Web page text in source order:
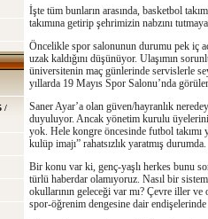
/
İşte tüm bunların arasında, basketbol
takımına getirip şehrimizin nabzını
Öncelikle spor salonunun durumu pek iç
uzak kaldığını düşünüyor. Ulaşımın
üniversitenin maç günlerinde servislerle
yıllarda 19 Mayıs Spor Salonu’nda
Saner Ayar’a olan güven/hayranlık
duyuluyor. Ancak yönetim kurulu
yok. Hele kongre öncesinde futbol takımı
kulüp imajı” rahatsızlık yaratmış durumda.
Bir konu var ki, genç-yaşlı herkes bunu
türlü haberdar olamıyoruz. Nasıl bir
okullarının geleceği var mı? Çevre iller
spor-öğrenim dengesine dair endişelerinde